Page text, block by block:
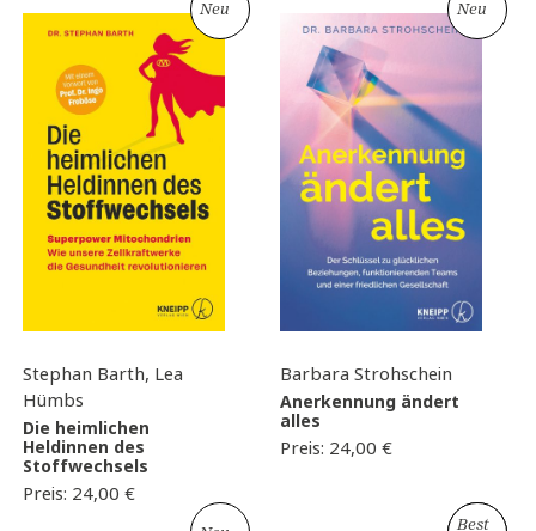
Neu
Stephan Barth, Lea
Hümbs
Die heimlichen
Heldinnen des
Stoffwechsels
Preis: 24,00 €
Neu
Barbara Strohschein
Anerkennung ändert
alles
Preis: 24,00 €
Best